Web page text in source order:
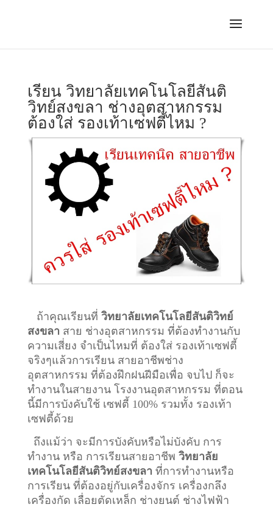
เรียน วิทยาลัยเทคโนโลยีสันติ
วิทย์สงขลา ช่างอุตสาหกรรม
ต้องใส่ รองเท้าเซฟตี้ไหม ?
ถ้าคุณเรียนที่ วิทยาลัยเทคโนโลยีสันติวิทย์
สงขลา สาย ช่างอุตสาหกรรม ที่ต้องทำงานกับ
ความเสี่ยง จำเป็นไหมที่ ต้องใส่ รองเท้าเซฟตี้
จริงๆแล้วการเรียน สายอาชีพช่าง
อุตสาหกรรม ที่ต้องฝึกฝนฝีมือเพื่อ จบไป ก็จะ
ทำงานในสายงาน โรงงานอุตสาหกรรม ที่ตอน
นี้มีการบังคับใช้ เซฟตี้ 100% รวมทั้ง รองเท้า
เซฟตี้ด้วย
ถึงแม้ว่า จะมีการบังคับหรือไม่บังคับ การ
ทำงาน หรือ การเรียนสายอาชีพ วิทยาลัย
เทคโนโลยีสันติวิทย์สงขลา ที่การทำงานหรือ
การเรียน ที่ต้องอยู่กับเครื่องจักร เครื่องกลึง
เครื่องกัด เลื่อยตัดเหล็ก ช่างยนต์ ช่างไฟฟ้า